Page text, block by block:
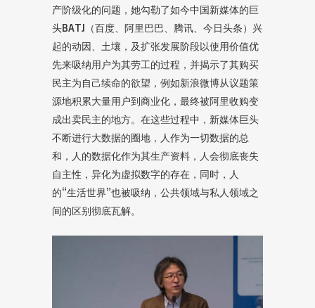
产阶级化的问题，她勾勒了如今中国新媒体的巨
头BATJ（百度、阿里巴巴、腾讯、今日头条）兴
起的动因、土壤，及扩张发展阶段以使用价值优
先来吸纳用户为其劳工的过程，并揭示了其购买
民主为自己续命的欲望，例如新浪微博从议题策
源地积累大量用户到商业化，最终被阿里收购变
成出卖民主的地方。在这些过程中，新媒体巨头
不断进行大数据的圈地，人作为一切数据的总
和，人的数据化作为其生产资料，人会彻底丧失
自主性，异化为虚拟数字的存在，同时，人
的“生活世界”也被吸纳，公共领域与私人领域之
间的区别彻底瓦解。